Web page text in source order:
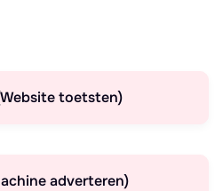
toetsten)
adverteren)